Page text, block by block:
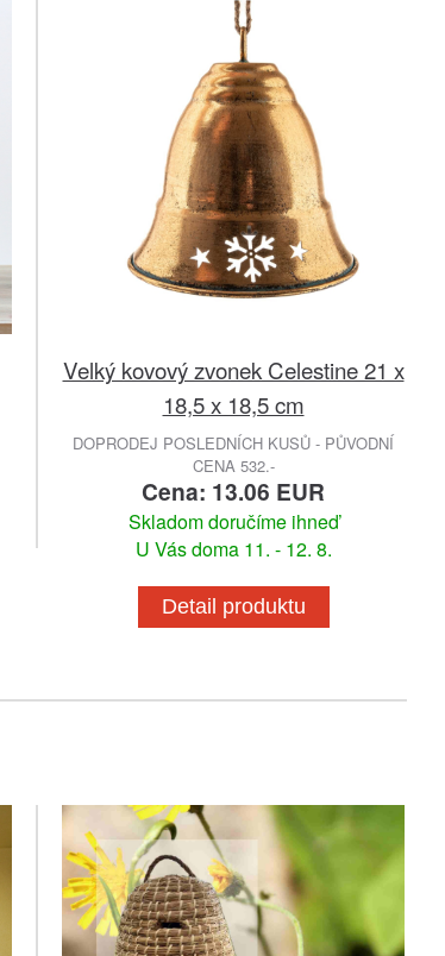
Velký kovový zvonek Celestine 21 x
18,5 x 18,5 cm
DOPRODEJ POSLEDNÍCH KUSŮ - PŮVODNÍ
CENA 532.-
Cena: 13.06 EUR
Skladom doručíme ihneď
U Vás doma 11. - 12. 8.
Detail produktu